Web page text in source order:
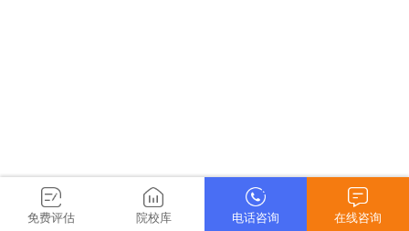
免费评估 院校库 电话咨询 在线咨询